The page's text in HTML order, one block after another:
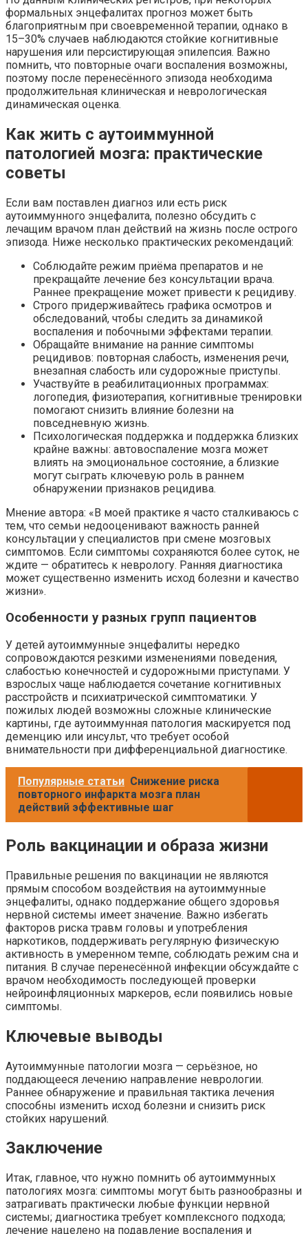
формальных энцефалитах прогноз может быть
благоприятным при своевременной терапии, однако в
15–30% случаев наблюдаются стойкие когнитивные
нарушения или персистирующая эпилепсия. Важно
помнить, что повторные очаги воспаления возможны,
поэтому после перенесённого эпизода необходима
продолжительная клиническая и неврологическая
динамическая оценка.
Как жить с аутоиммунной
патологией мозга: практические
советы
Если вам поставлен диагноз или есть риск
аутоиммунного энцефалита, полезно обсудить с
лечащим врачом план действий на жизнь после острого
эпизода. Ниже несколько практических рекомендаций:
Соблюдайте режим приёма препаратов и не
прекращайте лечение без консультации врача.
Раннее прекращение может привести к рецидиву.
Строго придерживайтесь графика осмотров и
обследований, чтобы следить за динамикой
воспаления и побочными эффектами терапии.
Обращайте внимание на ранние симптомы
рецидивов: повторная слабость, изменения речи,
внезапная слабость или судорожные приступы.
Участвуйте в реабилитационных программах:
логопедия, физиотерапия, когнитивные тренировки
помогают снизить влияние болезни на
повседневную жизнь.
Психологическая поддержка и поддержка близких
крайне важны: автовоспаление мозга может
влиять на эмоциональное состояние, а близкие
могут сыграть ключевую роль в раннем
обнаружении признаков рецидива.
Мнение автора: «В моей практике я часто сталкиваюсь с
тем, что семьи недооценивают важность ранней
консультации у специалистов при смене мозговых
симптомов. Если симптомы сохраняются более суток, не
ждите — обратитесь к неврологу. Ранняя диагностика
может существенно изменить исход болезни и качество
жизни».
Особенности у разных групп пациентов
У детей аутоиммунные энцефалиты нередко
сопровождаются резкими изменениями поведения,
слабостью конечностей и судорожными приступами. У
взрослых чаще наблюдается сочетание когнитивных
расстройств и психиатрической симптоматики. У
пожилых людей возможны сложные клинические
картины, где аутоиммунная патология маскируется под
деменцию или инсульт, что требует особой
внимательности при дифференциальной диагностике.
Популярные статьи Снижение риска
повторного инфаркта мозга план
действий эффективные шаг
Роль вакцинации и образа жизни
Правильные решения по вакцинации не являются
прямым способом воздействия на аутоиммунные
энцефалиты, однако поддержание общего здоровья
нервной системы имеет значение. Важно избегать
факторов риска травм головы и употребления
наркотиков, поддерживать регулярную физическую
активность в умеренном темпе, соблюдать режим сна и
питания. В случае перенесённой инфекции обсуждайте с
врачом необходимость последующей проверки
нейроинфляционных маркеров, если появились новые
симптомы.
Ключевые выводы
Аутоиммунные патологии мозга — серьёзное, но
поддающееся лечению направление неврологии.
Раннее обнаружение и правильная тактика лечения
способны изменить исход болезни и снизить риск
стойких нарушений.
Заключение
Итак, главное, что нужно помнить об аутоиммунных
патологиях мозга: симптомы могут быть разнообразны и
затрагивать практически любые функции нервной
системы; диагностика требует комплексного подхода;
лечение нацелено на подавление воспаления и